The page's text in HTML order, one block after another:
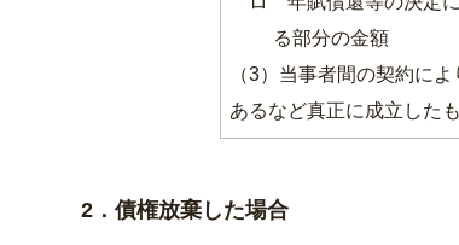
る部分の金額
（3）当事者間の契約に
あるなど真正に成立した
2．債権放棄した場合